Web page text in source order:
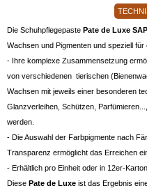
Die Schuhpflegepaste Pate de Luxe
Wachsen und Pigmenten und speziell
- Ihre komplexe Zusammensetzung
von verschiedenen tierischen
Wachsen mit jeweils einer besonderen
Glanzverleihen, Schützen,
werden.
- Die Auswahl der Farbpigmente nach
Transparenz ermöglicht das Erreichen
- Erhältlich pro Einheit oder in 12er-
Diese Pate de Luxe ist das Ergebnis